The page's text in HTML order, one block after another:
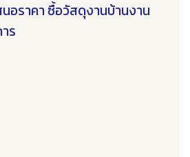
นอราคา ซื้อวัสดุงานบ้านงาน
ร